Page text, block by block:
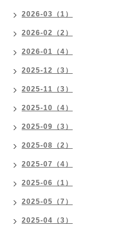
2026-03（1）
2026-02（2）
2026-01（4）
2025-12（3）
2025-11（3）
2025-10（4）
2025-09（3）
2025-08（2）
2025-07（4）
2025-06（1）
2025-05（7）
2025-04（3）